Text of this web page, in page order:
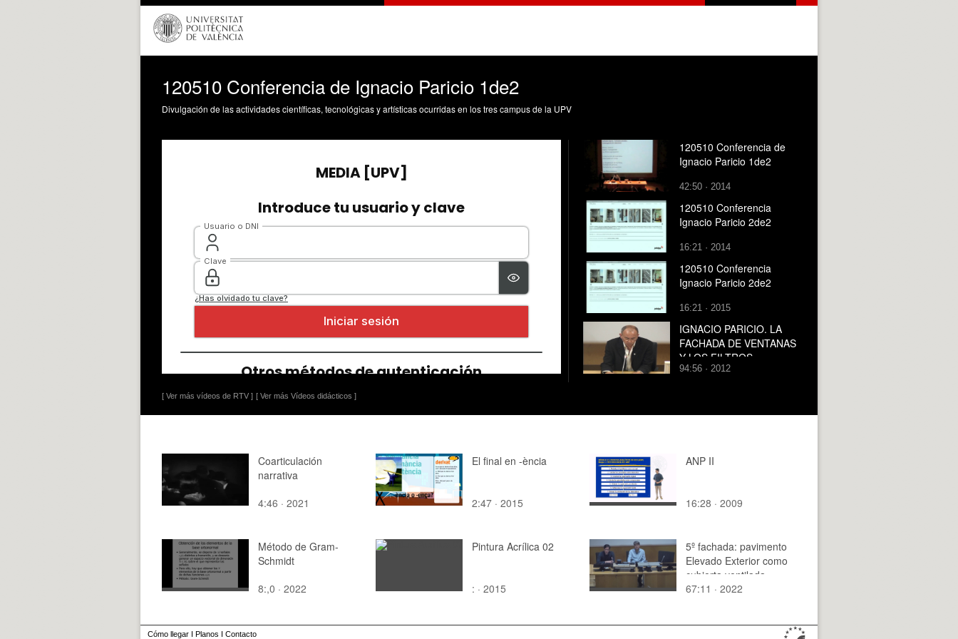
120510 Conferencia de Ignacio Paricio 1de2
Divulgación de las actividades científicas, tecnológicas y artísticas ocurridas en los tres campus de la UPV
[ Ver más vídeos de RTV ] [ Ver más Vídeos didácticos ]
120510 Conferencia de
Ignacio Paricio 1de2
42:50 · 2014
120510 Conferencia
Ignacio Paricio 2de2
16:21 · 2014
120510 Conferencia
Ignacio Paricio 2de2
16:21 · 2015
IGNACIO PARICIO. LA
FACHADA DE VENTANAS
Y LOS FILTROS
CERÁMICOS
94:56 · 2012
Coarticulación
narrativa
4:46 · 2021
El final en -ència
2:47 · 2015
ANP II
16:28 · 2009
Método de Gram-
Schmidt
8:,0 · 2022
Pintura Acrílica 02
: · 2015
5º fachada: pavimento
Elevado Exterior como
cubierta ventilada.
PEYGRAN. DIDIER
67:11 · 2022
Cómo llegar I Planos I Contacto